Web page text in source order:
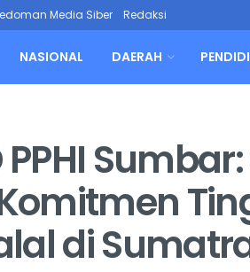
Media Siber Redaksi
NASIONAL DAERAH
PPHI
di